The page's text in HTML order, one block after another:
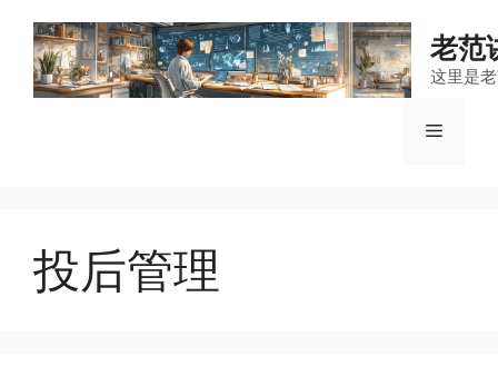
老范
这里是
菜
投后管理